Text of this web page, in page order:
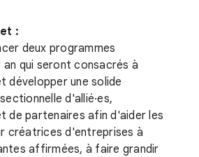
:
deux programmes
qui seront consacrés à
développer une solide
d'allié·es,
de partenaires afin d'aider les
créatrices d'entreprises à
affirmées, à faire grandir